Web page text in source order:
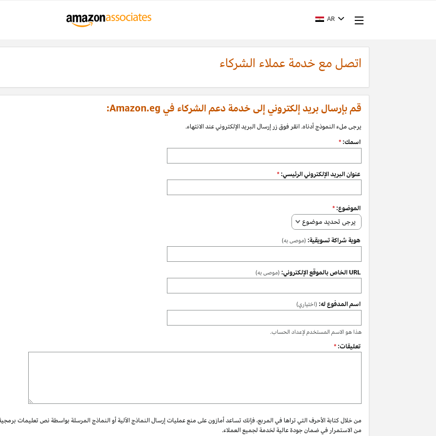
AR
اتصل مع خدمة عملاء الشركاء
قم بإرسال بريد إلكتروني إلى خدمة دعم الشركاء في Amazon.eg:
يرجى ملء النموذج أدناه. انقر فوق زر إرسال البريد الإلكتروني عند الانتهاء.
اسمك:*
عنوان البريد الإلكتروني الرئيسي:*
الموضوع:*
يرجى تحديد موضوع
هوية شراكة تسويقية: (موصى به)
URL الخاص بالموقع الإلكتروني: (موصى به)
اسم المدفوع له: (اختياري)
هذا هو الاسم المستخدم لإعداد الحساب.
تعليقات:*
من خلال كتابة الأحرف التي تراها في المربع، فإنك تساعد أمازون على منع عمليات إرسال النماذج الآلية أو النماذج المرسلة بواسطة نص تعليمات
من الاستمرار في ضمان جودة عالية لخدمة لجميع العملاء.